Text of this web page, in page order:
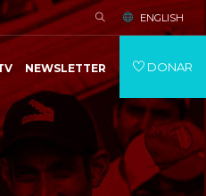
ENGLISH
NEWSLETTER DONAR